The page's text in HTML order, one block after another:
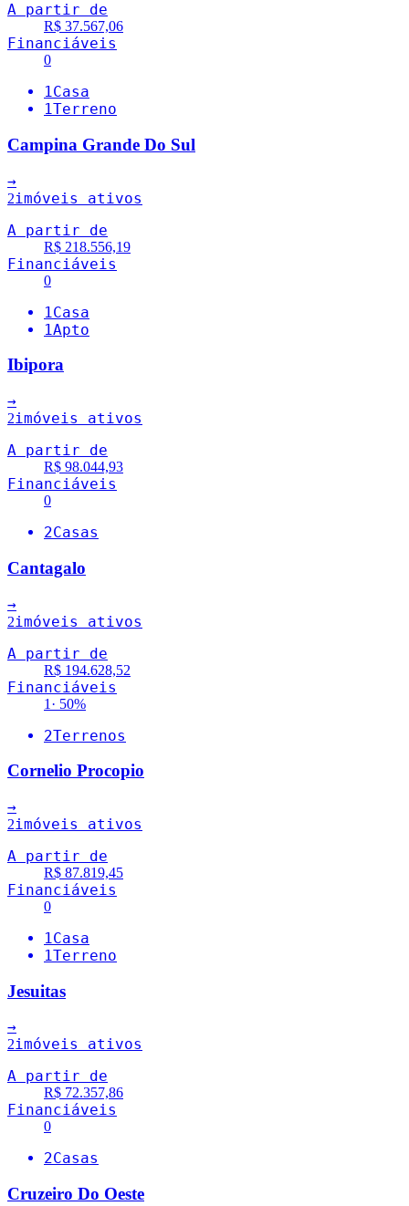
A partir de
R$ 37.567,06
Financiáveis
0
1Casa
1Terreno
Campina Grande Do Sul
→
2imóveis ativos
A partir de
R$ 218.556,19
Financiáveis
0
1 Casa
1Apto
Ibipora
→
2imóveis ativos
A partir de
R$ 98.044,93
Financiáveis
0
2Casas
Cantagalo
→
2imóveis ativos
A partir de
R$ 194.628,52
Financiáveis
1 · 50%
2Terrenos
Cornelio Procopio
→
2imóveis ativos
A partir de
R$ 87.819,45
Financiáveis
0
1Casa
1Terreno
Jesuitas
→
2imóveis ativos
A partir de
R$ 72.357,86
Financiáveis
0
2Casas
Cruzeiro Do Oeste